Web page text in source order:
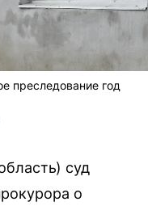
преследование год
суд
о